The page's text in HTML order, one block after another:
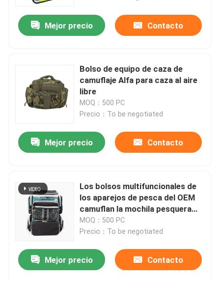
Mejor precio Contacto
Bolso de equipo de caza de
camuflaje Alfa para caza al aire
libre
MOQ：500 PC
Precio：To be negotiated
Mejor precio Contacto
Los bolsos multifuncionales de
los aparejos de pesca del OEM
camuflan la mochila pesquera
impermeable
MOQ：500 PC
Precio：To be negotiated
Mejor precio Contacto